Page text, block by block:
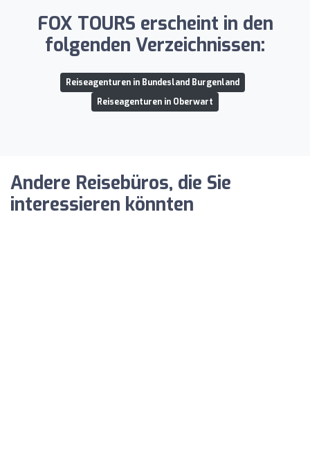
FOX TOURS erscheint in den
folgenden Verzeichnissen:
Reiseagenturen in Bundesland Burgenland
Reiseagenturen in Oberwart
Andere Reisebüros, die Sie
interessieren könnten